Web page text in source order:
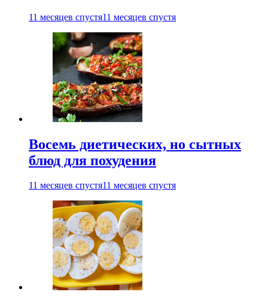
11 месяцев спустя11 месяцев спустя
Восемь диетических, но сытных
блюд для похудения
11 месяцев спустя11 месяцев спустя